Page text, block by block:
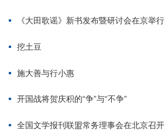
《大田歌谣》新书发布暨研讨会在京举行
挖土豆
施大善与行小惠
开国战将贺庆积的“争”与“不争”
全国文学报刊联盟常务理事会在北京召开